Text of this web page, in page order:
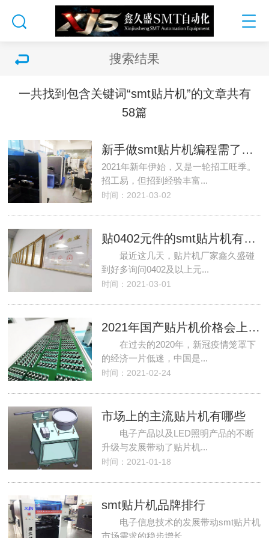
搜索结果
一共找到包含关键词“smt贴片机”的文章共有
58篇
新手做smt贴片机编程需了解哪些知识
2021年新年伊始，又是一轮招工旺季。
招工易，但招到经验丰富...
时间：2021-03-02
贴0402元件的smt贴片机有哪些？
最近这几天，贴片机厂家鑫久盛碰
到好多询问0402及以上元...
时间：2021-03-01
2021年国产贴片机价格会上涨吗？
在过去的2020年，新冠疫情笼罩下
的经济一片低迷，中国是...
时间：2021-02-24
市场上的主流贴片机有哪些
电子产品以及LED照明产品的不断
升级与发展带动了贴片机...
时间：2021-01-18
smt贴片机品牌排行
电子信息技术的发展带动smt贴片机
市场需求的稳步增长。...